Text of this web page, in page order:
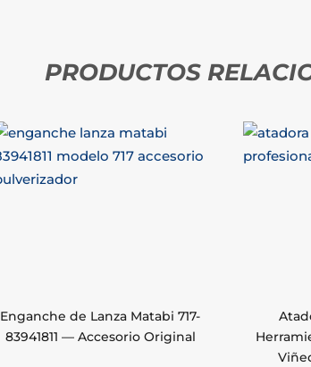
PRODUCTOS
Enganche de Lanza Matabi 717-
83941811 — Accesorio Original